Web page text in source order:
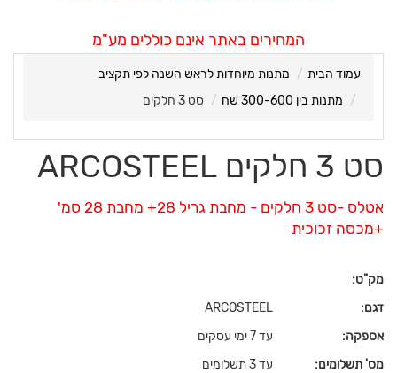
המחירים באתר אינם כוללים מע"מ
עמוד הבית
מתנות מיוחדות לראש השנה לפי תקציב
מתנות בין 300-600 שח
סט 3 חלקים
סט 3 חלקים ARCOSTEEL
אטלס -סט 3 חלקים - מחבת גריל 28+ מחבת 28 סמ'
+מכסה זכוכית
מק"ט:
דגם:
ARCOSTEEL
אספקה:
עד 7 ימי עסקים
מס' תשלומים:
עד 3 תשלומים